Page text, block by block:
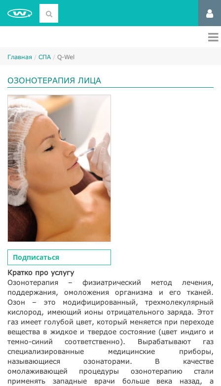
Главная СПА Q-Wel
ОЗОНОТЕРАПИЯ ЛИЦА
Подписаться
Кратко про услугу
Озонотерапия – физиатрический метод лечения,
поддержания, омоложения организма и его тканей.
Озон – это модифицированный, трехмолекулярный
кислород, имеющий ионы отрицательного заряда. Этот
газ имеет голубой цвет, который меняется при переходе
вещества в жидкое и твердое состояние (цвет индиго и
темно-синий соответственно). Вырабатывают газ
специализированные медицинские приборы,
называющиеся озонаторами. В качестве
омолаживающей процедуры озонотерапию стали
применять западные врачи больше века назад, а